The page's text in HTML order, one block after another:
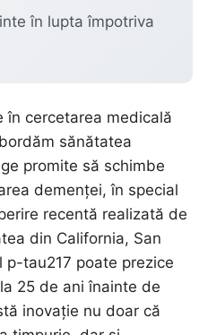
în lupta împotriva
în cercetarea medicală
sănătatea
promite să schimbe
demenței, în special
recentă realizată de
din California, San
p-tau217 poate prezice
25 de ani înainte de
inovație nu doar că